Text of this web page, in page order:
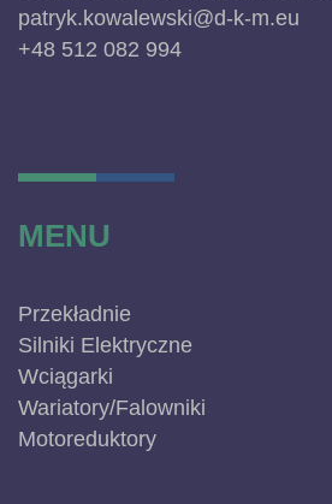
patryk.kowalewski@d-k-m.eu
+48 512 082 994
MENU
Przekładnie
Silniki Elektryczne
Wciągarki
Wariatory/Falowniki
Motoreduktory